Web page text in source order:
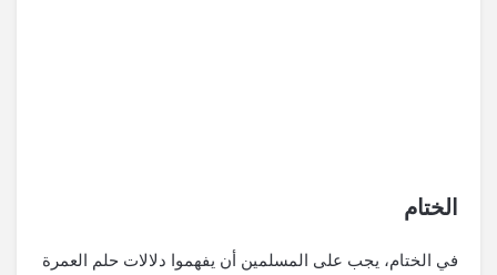
الختام
في الختام، يجب على المسلمين أن يفهموا دلالات حلم العمرة